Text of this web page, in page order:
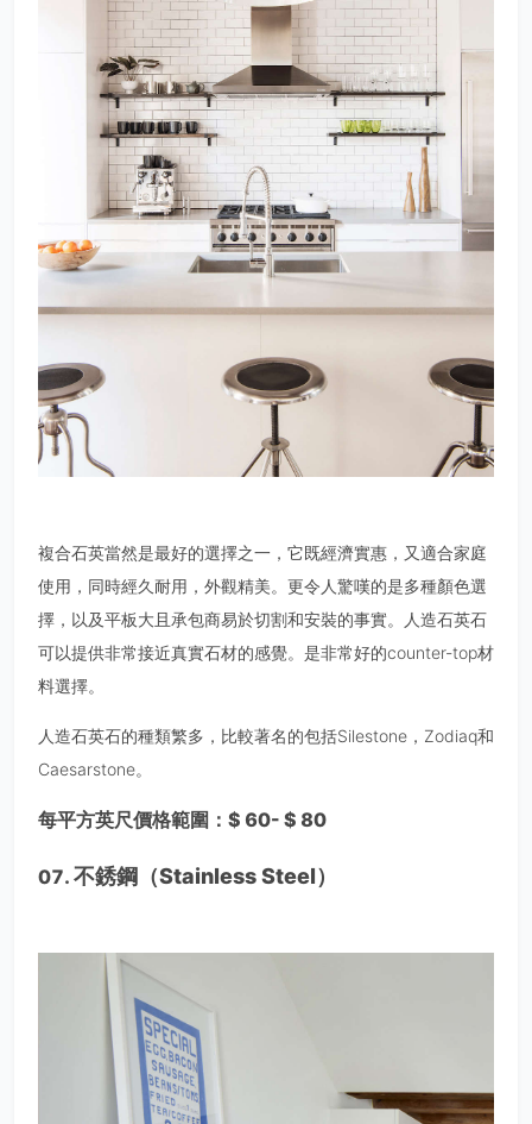
複合石英當然是最好的選擇之一，它既經濟實惠，又適合家庭
使用，同時經久耐用，外觀精美。更令人驚嘆的是多種顏色選
擇，以及平板大且承包商易於切割和安裝的事實。人造石英石
可以提供非常接近真實石材的感覺。是非常好的counter-top材
料選擇。
人造石英石的種類繁多，比較著名的包括Silestone，Zodiaq和
Caesarstone。
每平方英尺價格範圍：$ 60- $ 80
07. 不銹鋼（Stainless Steel）